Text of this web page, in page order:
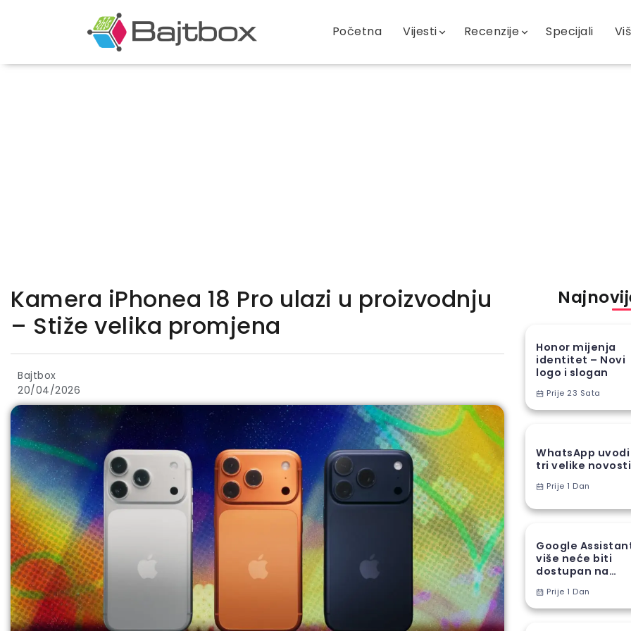
Početna Vijesti Recenzije Specijali
Kamera iPhonea 18 Pro ulazi u proizvodnju
– Stiže velika promjena
Bajtbox
20/04/2026
Honor mijenja
identitet – Novi
logo i slogan
Prije 23 Sata
WhatsApp uvodi
tri velike novosti
Prije 1 Dan
Google
više neće biti
dostupan na
telefonima
Prije 1 Dan